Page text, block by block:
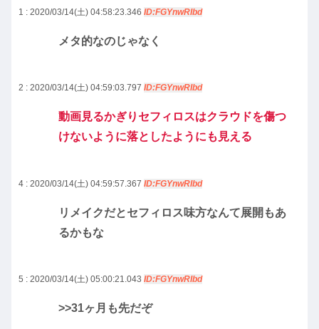
1 : 2020/03/14(土) 04:58:23.346 ID:FGYnwRIbd
メタ的なのじゃなく
2 : 2020/03/14(土) 04:59:03.797 ID:FGYnwRIbd
動画見るかぎりセフィロスはクラウドを傷つ
けないように落としたようにも見える
4 : 2020/03/14(土) 04:59:57.367 ID:FGYnwRIbd
リメイクだとセフィロス味方なんて展開もあ
るかもな
5 : 2020/03/14(土) 05:00:21.043 ID:FGYnwRIbd
>>31ヶ月も先だぞ